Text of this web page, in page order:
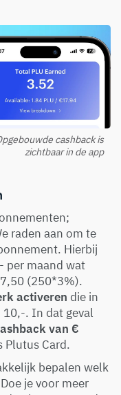
cashback is
zichtbaar in de app
raden aan om te
Hierbij
per maand wat
(250*3%).
activeren die in
10,-. In dat geval
van €
Plutus Card.
bepalen welk
je voor meer